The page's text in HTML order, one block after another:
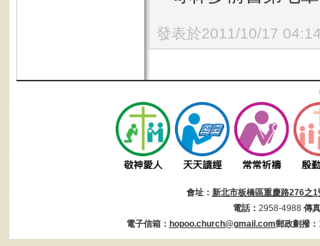
發表於2011/10/17
會址： 新北市板橋區重慶路276之1
電話： 2958-4988 傳
電子信箱： hopoo.church@gmail.com郵政劃撥：